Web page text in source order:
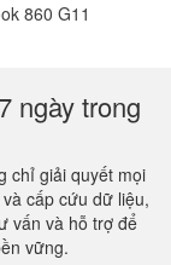
860 G11
ngày trong
chỉ giải quyết mọi
cấp cứu dữ liệu,
vấn và hỗ trợ để
vững.